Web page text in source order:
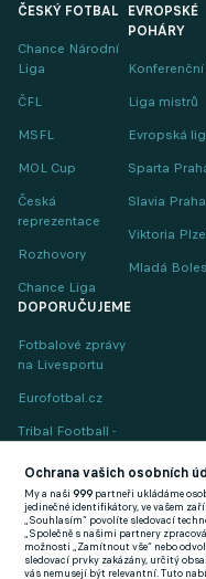
ČESKÝ FOTBAL
Chance Národní
Liga
ČFL
MSFL
MOL Cup
Česká
reprezentace
Rozhovory
Chance Liga
EVROPSKÉ
POHÁRY
Liga mistrů
Evropská
Sparta
Slavia Praha
Viktoria
Mladá
DOPORUČUJEME
Fotbalové zprávy
na Livesportu
Eurofotbal.cz
Tribal Football -
(EN)
FlashFutbal (SK)
Tenisportal.cz
Tenisové zprávy
Ochrana vašich osobních
My a naši999 partneři ukládáme
jedinečné identifikátory, ve vašem
„Souhlasím“ povolíte sledovací
„Společně s našimi partnery
možnosti „Zamítnout vše“ nebo
sledovací prvky zakázány, určitý
vás nemusejí být relevantní. Tuto